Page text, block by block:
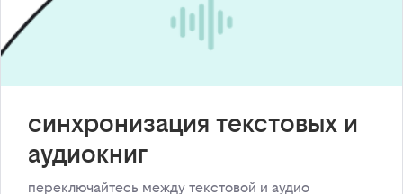
синхронизация текстовых и
аудиокниг
переключайтесь между текстовой и аудио